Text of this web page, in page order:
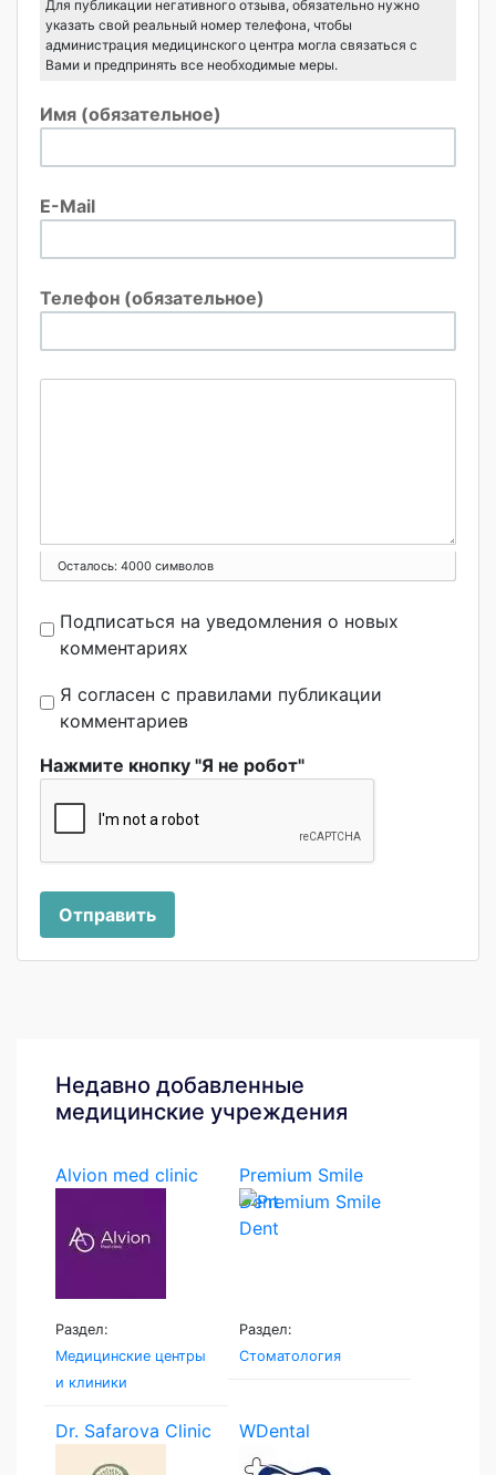
Для публикации негативного отзыва, обязательно нужно
указать свой реальный номер телефона, чтобы
администрация медицинского центра могла связаться с
Вами и предпринять все необходимые меры.
Имя (обязательное)
E-Mail
Телефон (обязательное)
Осталось: 4000 символов
Подписаться на уведомления о новых
комментариях
Я согласен с правилами публикации
комментариев
Нажмите кнопку "Я не робот"
Отправить
Недавно добавленные
медицинские учреждения
Alvion med clinic
Раздел:
Медицинские центры
и клиники
Premium Smile
Dent
Раздел:
Стоматология
Dr. Safarova Clinic WDental